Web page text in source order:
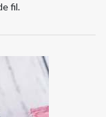
fil.